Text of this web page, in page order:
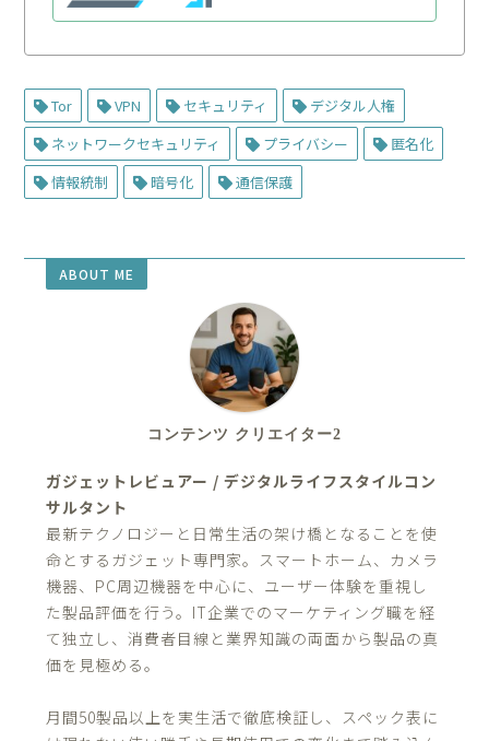
Tor VPN セキュリティ
デジタル人権
ネットワークセキュリティ
プライバシー
匿名化
情報統制
暗号化 通信保護
ABOUT ME
コンテンツ クリエイター2
ガジェットレビュアー / デジタルライフスタイルコン
サルタント
最新テクノロジーと日常生活の架け橋となることを使
命とするガジェット専門家。スマートホーム、カメラ
機器、PC周辺機器を中心に、ユーザー体験を重視し
た製品評価を行う。IT企業でのマーケティング職を経
て独立し、消費者目線と業界知識の両面から製品の真
価を見極める。
月間50製品以上を実生活で徹底検証し、スペック表に